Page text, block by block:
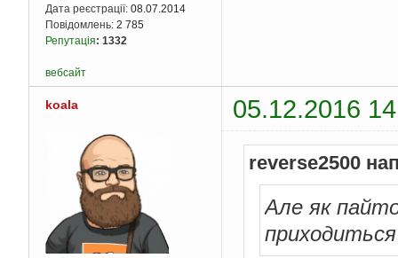
Дата реєстрації: 08.07.2014
Повідомлень: 2 785
Репутація: 1332
вебсайт
koala 05.12.2016
reverse2500
Але як
приходиться